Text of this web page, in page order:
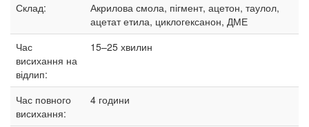
Склад:
Акрилова смола, пігмент, ацетон, таулол,
ацетат етила, циклогексанон, ДМЕ
Час
висихання на
відлип:
15–25 хвилин
Час повного
висихання:
4 години